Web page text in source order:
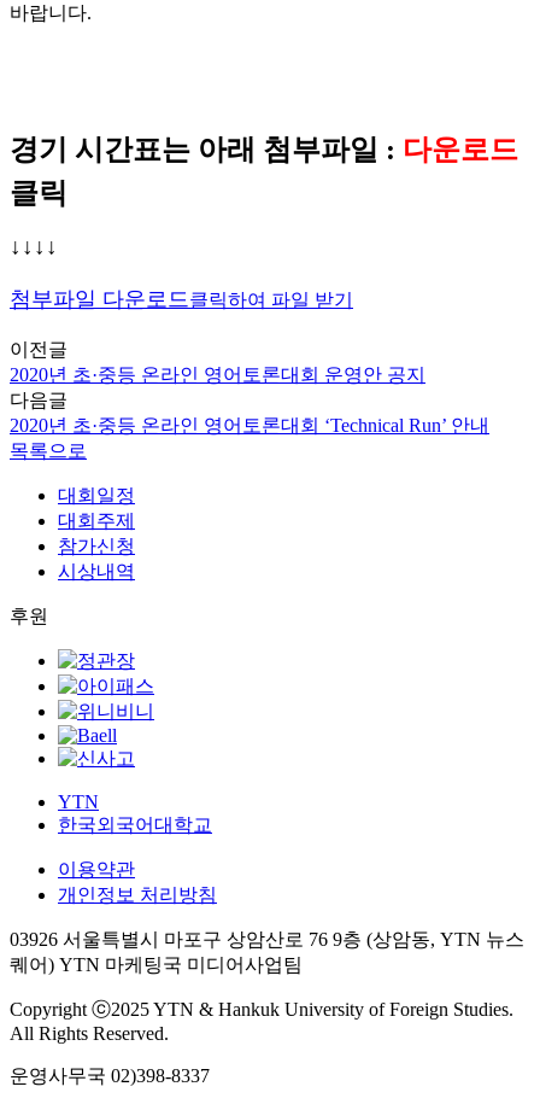
바랍니다.
경기 시간표는 아래 첨부파일 : 다운로드
클릭
↓ ↓ ↓ ↓
첨부파일 다운로드클릭하여 파일 받기
이전글
2020년 초·중등 온라인 영어토론대회 운영안 공지
다음글
2020년 초·중등 온라인 영어토론대회 ‘Technical Run’ 안내
목록으로
대회일정
대회주제
참가신청
시상내역
후원
YTN
한국외국어대학교
이용약관
개인정보 처리방침
03926 서울특별시 마포구 상암산로 76 9층 (상암동, YTN 뉴스
퀘어) YTN 마케팅국 미디어사업팀
Copyright ⓒ2025 YTN & Hankuk University of Foreign Studies.
All Rights Reserved.
운영사무국 02)398-8337